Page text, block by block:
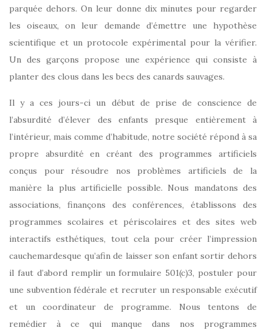
parquée dehors. On leur donne dix minutes pour regarder
les oiseaux, on leur demande d’émettre une hypothèse
scientifique et un protocole expérimental pour la vérifier.
Un des garçons propose une expérience qui consiste à
planter des clous dans les becs des canards sauvages.
Il y a ces jours-ci un début de prise de conscience de
l’absurdité d’élever des enfants presque entièrement à
l’intérieur, mais comme d’habitude, notre société répond à sa
propre absurdité en créant des programmes artificiels
conçus pour résoudre nos problèmes artificiels de la
manière la plus artificielle possible. Nous mandatons des
associations, finançons des conférences, établissons des
programmes scolaires et périscolaires et des sites web
interactifs esthétiques, tout cela pour créer l’impression
cauchemardesque qu’afin de laisser son enfant sortir dehors
il faut d’abord remplir un formulaire 501(c)3, postuler pour
une subvention fédérale et recruter un responsable exécutif
et un coordinateur de programme. Nous tentons de
remédier à ce qui manque dans nos programmes